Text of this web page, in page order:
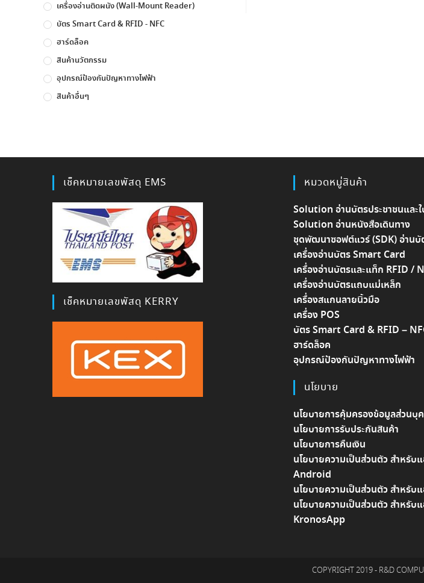
เครื่องอ่านติดผนัง (Wall-Mount Reader)
บัตร Smart Card & RFID - NFC
ฮาร์ดล็อค
สินค้านวัตกรรม
อุปกรณ์ป้องกันปัญหาทางไฟฟ้า
สินค้าอื่นๆ
เช็คหมายเลขพัสดุ EMS
เช็คหมายเลขพัสดุ KERRY
หมวดหมู่สินค้า
Solution อ่านบัตรประชาชนและ
Solution อ่านหนังสือเดินทาง
ชุดพัฒนาซอฟต์แวร์ (SDK) อ่านบั
เครื่องอ่านบัตร Smart Card
เครื่องอ่านบัตรและแท็ก RFID /
เครื่องอ่านบัตรแถบแม่เหล็ก
เครื่องสแกนลายนิ้วมือ
เครื่อง POS
บัตร Smart Card & RFID –
ฮาร์ดล็อค
อุปกรณ์ป้องกันปัญหาทางไฟฟ้า
นโยบาย
นโยบายการคุ้มครองข้อมูลส่วนบุ
นโยบายการรับประกันสินค้า
นโยบายการคืนเงิน
นโยบายความเป็นส่วนตัว สำหรับ
Android
นโยบายความเป็นส่วนตัว สำหรับ
นโยบายความเป็นส่วนตัว สำหรับ
KronosApp
COPYRIGHT 2019 - R&D